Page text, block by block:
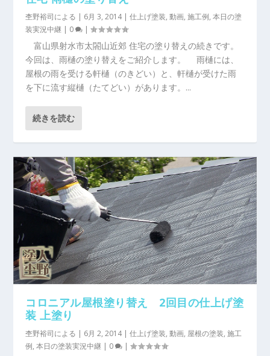
杢野裕司による | 6月 3, 2014|仕上げ塗装,動画,施工例,本日の塗
装実況中継 | 0 |
富山県射水市太閤山近郊 住宅の塗り替えの続きです。
今回は、雨樋の塗り替えをご紹介します。 雨樋には、
屋根の雨を受ける軒樋（のきどい）と、軒樋が受けた雨
を下に流す縦樋（たてどい）があります。...
続きを読む
コロニアル屋根塗り替え 2回目の仕上げ塗
装 上塗り
杢野裕司による | 6月 2, 2014|仕上げ塗装,動画, 屋根の塗装,施工
例,本日の塗装実況中継 | 0 |